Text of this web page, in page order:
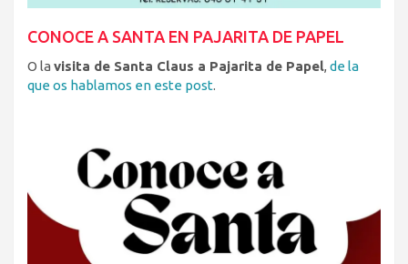
CONOCE A SANTA EN PAJARITA DE PAPEL
O la visita de Santa Claus a Pajarita de Papel, de la
que os hablamos en este post.